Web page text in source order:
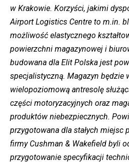
w Krakowie. Korzyści, jakimi
Airport Logistics Centre to m.in.
możliwość elastycznego
powierzchni magazynowej i
budowana dla Elit Polska jest
specjalistyczną. Magazyn będzie
wielopoziomową antresolę
części motoryzacyjnych oraz
produktów niebezpiecznych.
przygotowana dla stałych miejsc
firmy Cushman & Wakefield byli
przygotowanie specyfikacji